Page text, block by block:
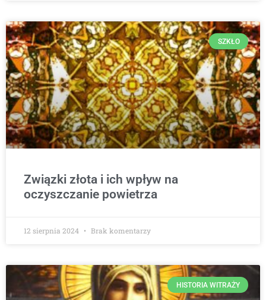
SZKŁO
Związki złota i ich wpływ na
oczyszczanie powietrza
12 sierpnia 2024 Brak komentarzy
HISTORIA WITRAŻY